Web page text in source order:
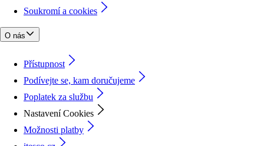
Soukromí a cookies
O nás
Přístupnost
Podívejte se, kam doručujeme
Poplatek za službu
Nastavení Cookies
Možnosti platby